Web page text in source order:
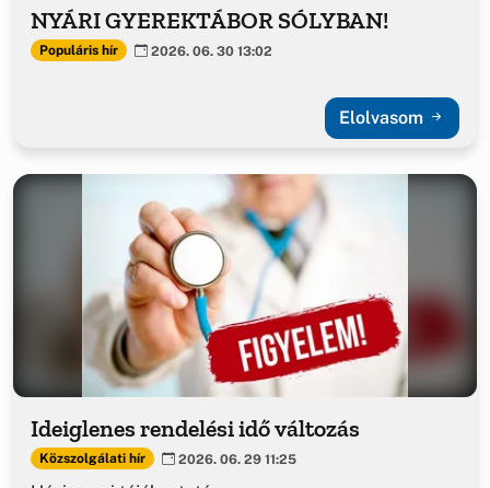
NYÁRI GYEREKTÁBOR SÓLYBAN!
Populáris hír 2026. 06. 30 13:02
Elolvasom
Ideiglenes rendelési idő változás
Közszolgálati hír 2026. 06. 29 11:25